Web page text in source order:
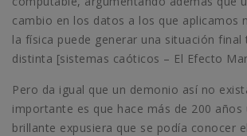
cambio en los datos a los que aplicamos
la física puede generar una situación
distinta [sistemas caóticos – El Efecto
Pero da igual que un demonio así no
importante es que hace más de 200 años
brillante expusiera que se podía conocer